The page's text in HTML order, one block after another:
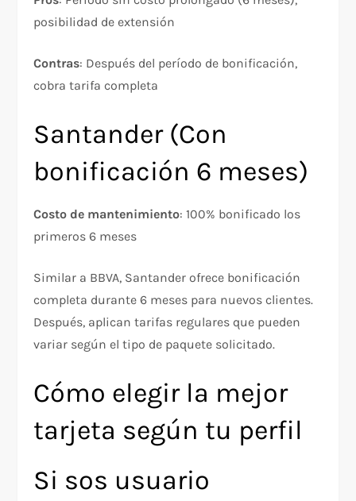
posibilidad de extensión
Contras: Después del período de bonificación,
cobra tarifa completa​
Santander (Con
bonificación 6 meses)
Costo de mantenimiento: 100% bonificado los
primeros 6 meses​
Similar a BBVA, Santander ofrece bonificación
completa durante 6 meses para nuevos clientes.
Después, aplican tarifas regulares que pueden
variar según el tipo de paquete solicitado.​
Cómo elegir la mejor
tarjeta según tu perfil
Si sos usuario